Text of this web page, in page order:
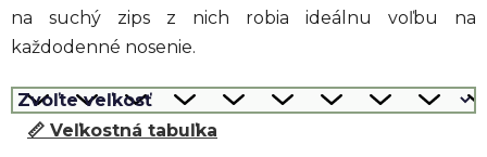
na suchý zips z nich robia ideálnu voľbu na
každodenné nosenie.
📏 Veľkostná tabuľka